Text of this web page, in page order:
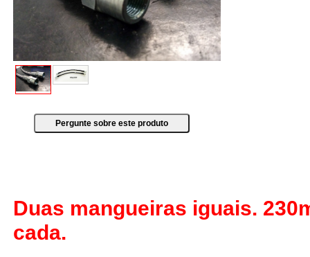
Duas mangueiras iguais.
cada.